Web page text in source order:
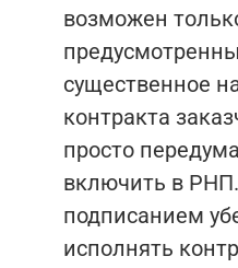
возможен
существенное
контракта
просто
включить в
подписанием
исполнять